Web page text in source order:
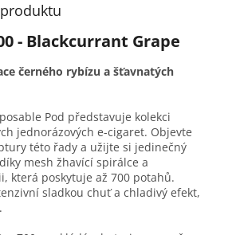
- Blackcurrant Grape
černého rybízu a šťavnatých
Pod představuje kolekci
jednorázových e-cigaret. Objevte
této řady a užijte si jedinečný
mesh žhavící spirálce a
která poskytuje až 700 potahů.
sladkou chuť a chladivý efekt,